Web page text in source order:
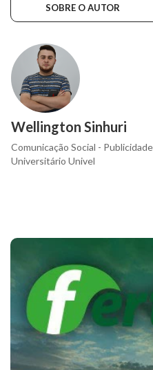
SOBRE O AUTOR
Wellington Sinhuri
Comunicação Social -
Universitário Univel